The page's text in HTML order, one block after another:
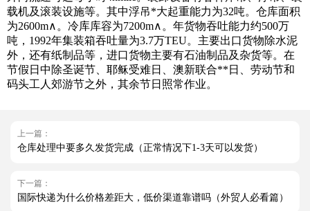
载机及滚装设施等。其中浮吊*大起重能力为32吨。仓库面积
为2600m∧。冷库库容为7200m∧。年货物吞吐能力约500万
吨，1992年集装箱吞吐量为3.7万TEU。主要出口货物除水泥
外，还有纸制品等，进口货物主要有石油制品及杂货等。在
节假日中除圣诞节、耶稣受难日、澳新联合**日、劳动节和
码头工人郊游节之外，其余节日照常作业。
上一篇：
仓库处理中要多久发货完成（正常情况下1-3天可以发货）
下一篇：
国际快递为什么价格差距大，低价渠道靠谱吗（外贸人必看篇）